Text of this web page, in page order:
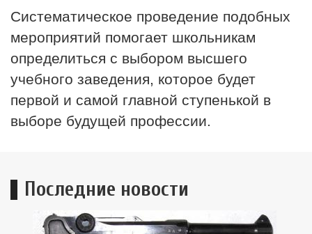
Систематическое проведение подобных
мероприятий помогает школьникам
определиться с выбором высшего
учебного заведения, которое будет
первой и самой главной ступенькой в
выборе будущей профессии.
Последние новости